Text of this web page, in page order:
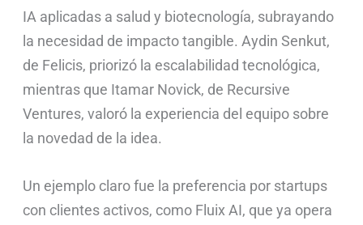
IA aplicadas a salud y biotecnología, subrayando
la necesidad de impacto tangible. Aydin Senkut,
de Felicis, priorizó la escalabilidad tecnológica,
mientras que Itamar Novick, de Recursive
Ventures, valoró la experiencia del equipo sobre
la novedad de la idea.
Un ejemplo claro fue la preferencia por startups
con clientes activos, como Fluix AI, que ya opera